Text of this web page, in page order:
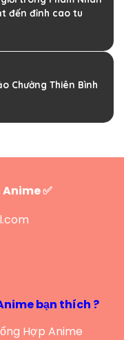
đến đỉnh cao tu
Chưởng Thiên Bình
✅
bạn thích ?
Hợp Anime